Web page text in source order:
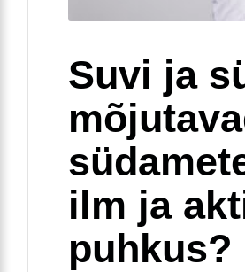
Suvi ja
ilm ja
puhkus?